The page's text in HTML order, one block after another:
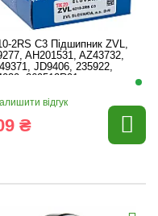
2RS C3 Підшипник ZVL,
AH201531, AZ43732,
JD9406, 235922,
269512R91
відгук
₴